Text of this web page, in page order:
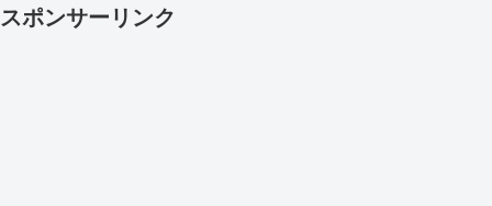
スポンサーリンク